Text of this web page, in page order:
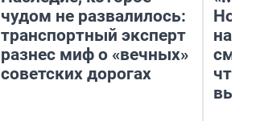
чудом не развалилось:
транспортный эксперт
разнес миф о «вечных»
советских дорогах